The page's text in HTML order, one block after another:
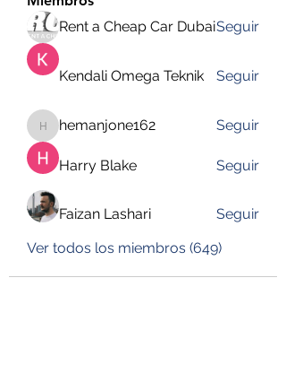
Rent a Cheap Car DubaiSeguir
Kendali Omega Teknik Seguir
hemanjone162
hemanjone162 Seguir
Harry Blake Seguir
Faizan Lashari
Seguir
Ver todos los miembros (649)